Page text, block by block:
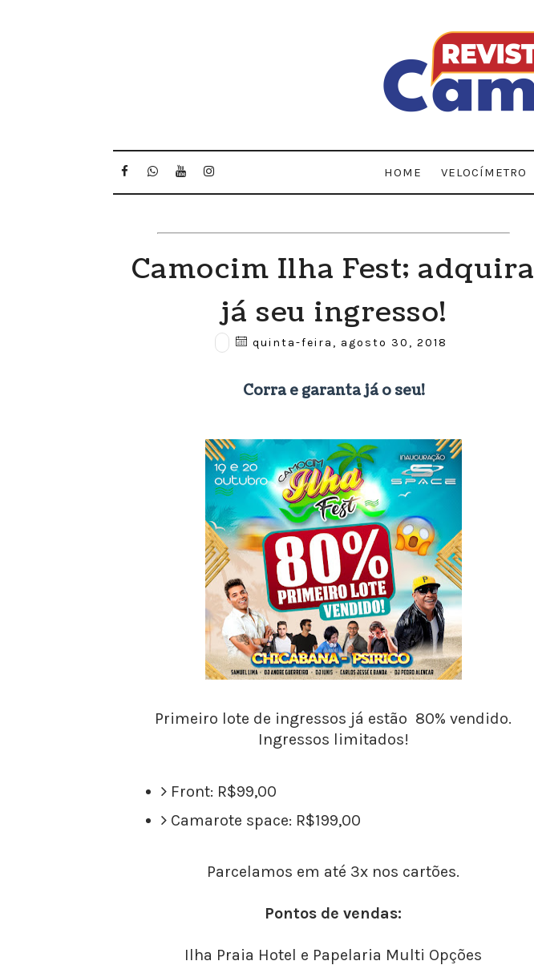
HOME VELOCÍMETRO
Camocim Ilha Fest; adquira
já seu ingresso!
quinta-feira, agosto 30, 2018
Corra e garanta já o seu!
Primeiro lote de ingressos já estão 80% vendido.
Ingressos limitados!
Front: R$99,00
Camarote space: R$199,00
Parcelamos em até 3x nos cartões.
Pontos de vendas:
Ilha Praia Hotel e Papelaria Multi Opções